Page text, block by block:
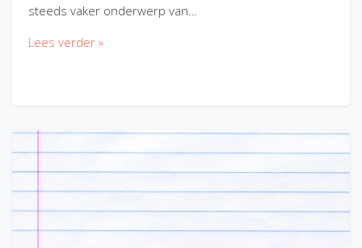
steeds vaker onderwerp van…
Lees verder »